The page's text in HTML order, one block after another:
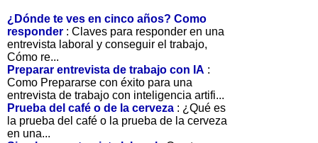
¿Dónde te ves en cinco años? Como
responder : Claves para responder en una
entrevista laboral y conseguir el trabajo,
Cómo re...
Preparar entrevista de trabajo con IA :
Como Prepararse con éxito para una
entrevista de trabajo con inteligencia artifi...
Prueba del café o de la cerveza : ¿Qué es
la prueba del café o la prueba de la cerveza
en una...